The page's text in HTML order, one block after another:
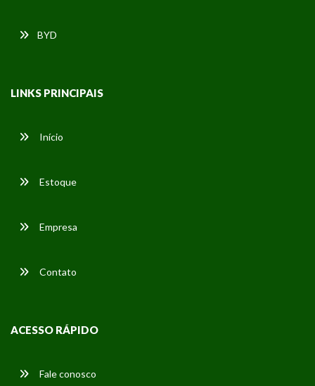
BYD
LINKS PRINCIPAIS
Início
Estoque
Empresa
Contato
ACESSO RÁPIDO
Fale conosco